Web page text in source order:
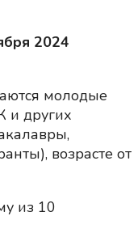
2024
молодые
и других
возрасте от
из 10